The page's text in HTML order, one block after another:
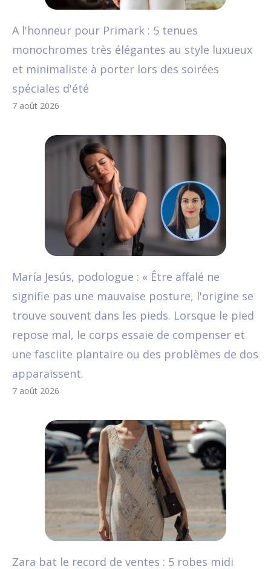
A l'honneur pour Primark : 5 tenues
monochromes très élégantes au style luxueux
et minimaliste à porter lors des soirées
spéciales d'été
7 août 2026
María Jesús, podologue : « Être affalé ne
signifie pas une mauvaise posture, l'origine se
trouve souvent dans les pieds. Lorsque le pied
repose mal, le corps essaie de compenser et
une fasciite plantaire ou des problèmes de dos
apparaissent.
7 août 2026
Zara bat le record de ventes : 5 robes midi